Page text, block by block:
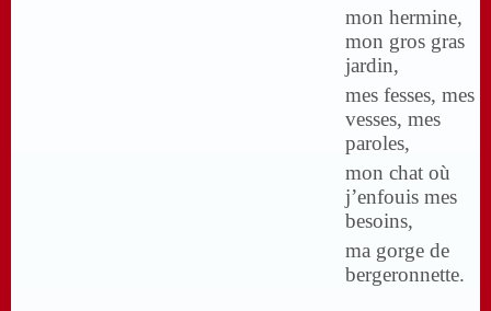
mon hermine,
mon gros gras
jardin,
mes fesses, mes
vesses, mes
paroles,
mon chat où
j’enfouis mes
besoins,
ma gorge de
bergeronnette.